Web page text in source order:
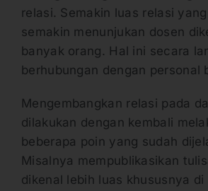
relasi. Semakin luas relasi
semakin menunjukan dosen
banyak orang. Hal ini secara
berhubungan dengan personal
Mengembangkan relasi pada
dilakukan dengan kembali
beberapa poin yang sudah
Misalnya mempublikasikan
dikenal lebih luas khususnya di